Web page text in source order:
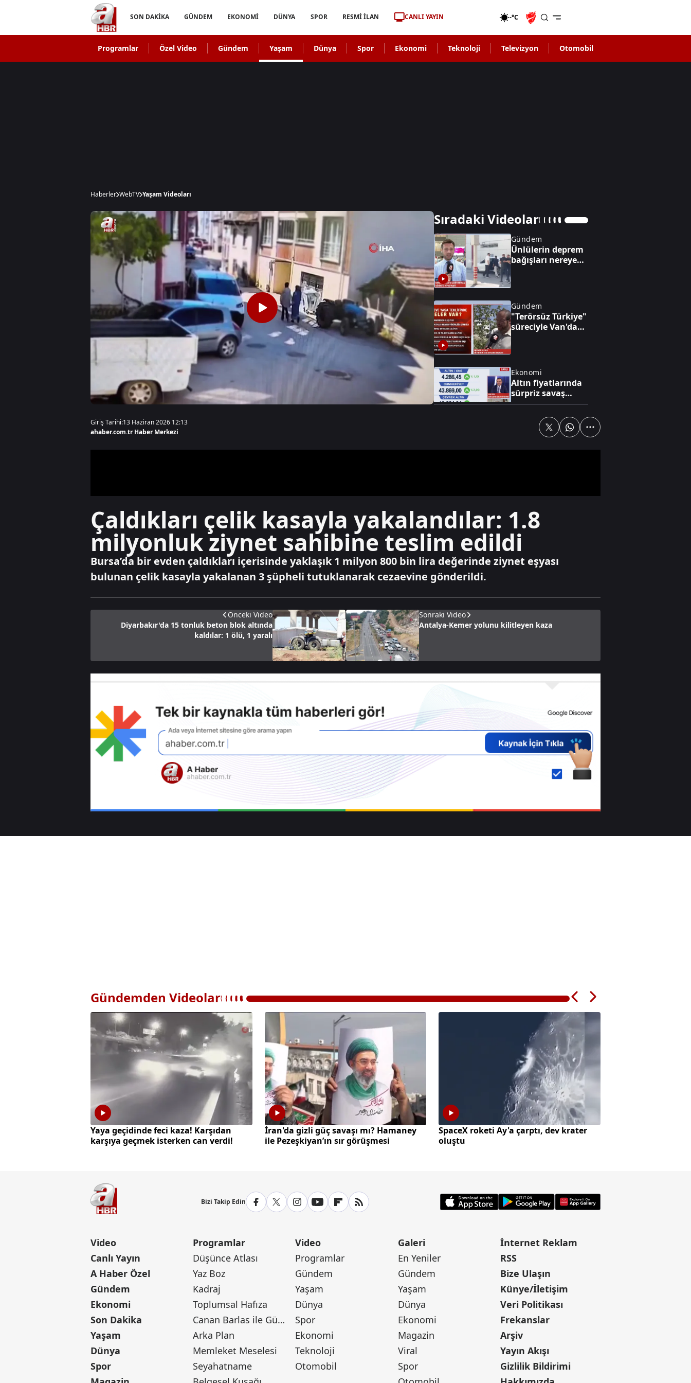
SON DAKİKA GÜNDEM EKONOMİ DÜNYA SPOR RESMİ İLAN CANLI YAYIN -°C
Programlar Özel Video Gündem Yaşam Dünya Spor Ekonomi Teknoloji Televizyon Otomobil
Haberler WebTV Yaşam Videoları
Sıradaki Videolar
Gündem
Ünlülerin deprem
bağışları nereye
Gündem
"Terörsüz Türkiye"
süreciyle Van'da
Ekonomi
Altın fiyatlarında
sürpriz savaş
fiyatlaması
"O ne bilema bir
Çalışmadan
emekli olmak
mümkün mü?
Giriş Tarihi:13 Haziran 2026 12:13
ahaber.com.tr Haber Merkezi
Çaldıkları çelik kasayla yakalandılar: 1.8
milyonluk ziynet sahibine teslim edildi
Bursa’da bir evden çaldıkları içerisinde yaklaşık 1 milyon 800 bin lira değerinde ziynet eşyası
bulunan çelik kasayla yakalanan 3 şüpheli tutuklanarak cezaevine gönderildi.
Önceki Video
Diyarbakır'da 15 tonluk beton blok altında
kaldılar: 1 ölü, 1 yaralı
Sonraki Video
Antalya-Kemer yolunu kilitleyen kaza
Gündemden Videolar
Yaya geçidinde feci kaza! Karşıdan
karşıya geçmek isterken can verdi!
İran'da gizli güç savaşı mı? Hamaney
ile Pezeşkiyan’ın sır görüşmesi
SpaceX roketi Ay'a çarptı, dev krater
oluştu
Bizi Takip Edin
Video
Canlı Yayın
A Haber Özel
Gündem
Ekonomi
Son Dakika
Yaşam
Dünya
Spor
Programlar
Düşünce Atlası
Yaz Boz
Kadraj
Toplumsal Hafıza
Canan Barlas ile Gündem
Arka Plan
Memleket Meselesi
Seyahatname
Video
Programlar
Gündem
Yaşam
Dünya
Spor
Ekonomi
Teknoloji
Otomobil
Galeri
En Yeniler
Gündem
Yaşam
Dünya
Ekonomi
Magazin
Viral
Spor
İnternet Reklam
RSS
Bize Ulaşın
Künye/İletişim
Veri Politikası
Frekanslar
Arşiv
Yayın Akışı
Gizlilik Bildirimi